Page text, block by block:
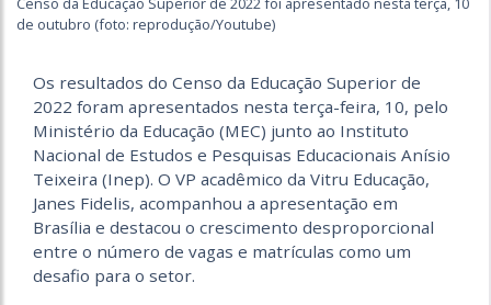
de outubro (foto: reprodução/Youtube)
Os resultados do Censo da Educação Superior de
2022 foram apresentados nesta terça-feira, 10, pelo
Ministério da Educação (MEC) junto ao Instituto
Nacional de Estudos e Pesquisas Educacionais Anísio
Teixeira (Inep). O VP acadêmico da Vitru Educação,
Janes Fidelis, acompanhou a apresentação em
Brasília e destacou o crescimento desproporcional
entre o número de vagas e matrículas como um
desafio para o setor.